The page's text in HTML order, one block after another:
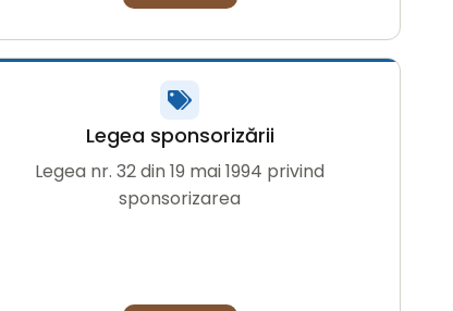
Legea sponsorizării
Legea nr. 32 din 19 mai 1994 privind
sponsorizarea